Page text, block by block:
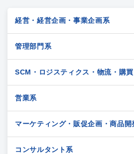
経営・経営企画・事業企画系
管理部門系
SCM・ロジスティクス・物流・購
営業系
マーケティング・販促企画・商品開
コンサルタント系